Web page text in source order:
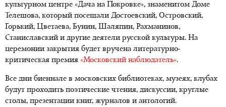
культурном центре «Дача на Покровке», знаменитом Доме
Телешова, который посещали Достоевский, Островский,
Горький, Цветаева, Бунин, Шаляпин, Рахманинов,
Станиславский и другие деятели русской культуры. На
церемонии закрытия будет вручена литературно-
критическая премия «Московский наблюдатель».
Все дни биеннале в московских библиотеках, музеях, клубах
будут проходить поэтические чтения, дискуссии, круглые
столы, презентации книг, журналов и антологий.